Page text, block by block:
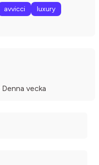
avvicci
luxury
Denna vecka